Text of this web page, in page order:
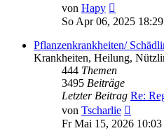
von Hapy
Beitrag
So Apr 06, 2025 18:29
Pflanzenkrankheiten/
Krankheiten, Heilung,
444 Themen
3495 Beiträge
Letzter Beitrag Re:
von Tscharlie
Beitrag
Fr Mai 15, 2026 10:03